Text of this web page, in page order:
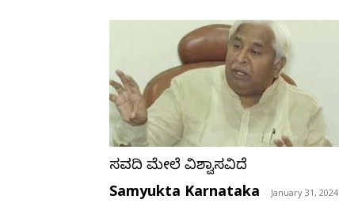
ಸವದಿ ಮೇಲೆ ವಿಶ್ವಾಸವಿದೆ
Samyukta Karnataka - January 31, 2024